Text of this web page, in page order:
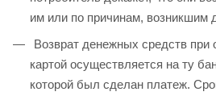
им или по причинам, возникшим
Возврат денежных средств при
картой осуществляется на ту
которой был сделан платеж.